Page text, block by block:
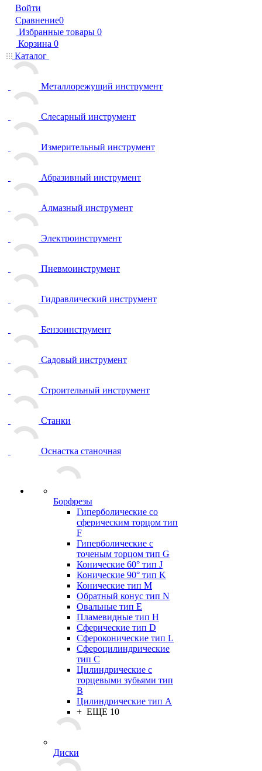
Войти
Сравнение0
Избранные товары 0
Корзина 0
Каталог
Металлорежущий инструмент
Слесарный инструмент
Измерительный инструмент
Абразивный инструмент
Алмазный инструмент
Электроинструмент
Пневмоинструмент
Гидравлический инструмент
Бензоинструмент
Садовый инструмент
Строительный инструмент
Станки
Оснастка станочная
Борфрезы
Гиперболические cо
сферическим торцом тип
F
Гиперболические с
точеным торцом тип G
Конические 60° тип J
Конические 90° тип K
Конические тип M
Обратный конус тип N
Овальные тип E
Пламевидные тип H
Сферические тип D
Сфероконические тип L
Сфероцилиндрические
тип C
Цилиндрические с
торцевыми зубьями тип
B
Цилиндрические тип А
+ ЕЩЕ 10
Диски